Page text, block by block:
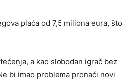
plaća od 7,5 miliona eura, što
a kao slobodan igrač bez
bi imao problema pronaći novi